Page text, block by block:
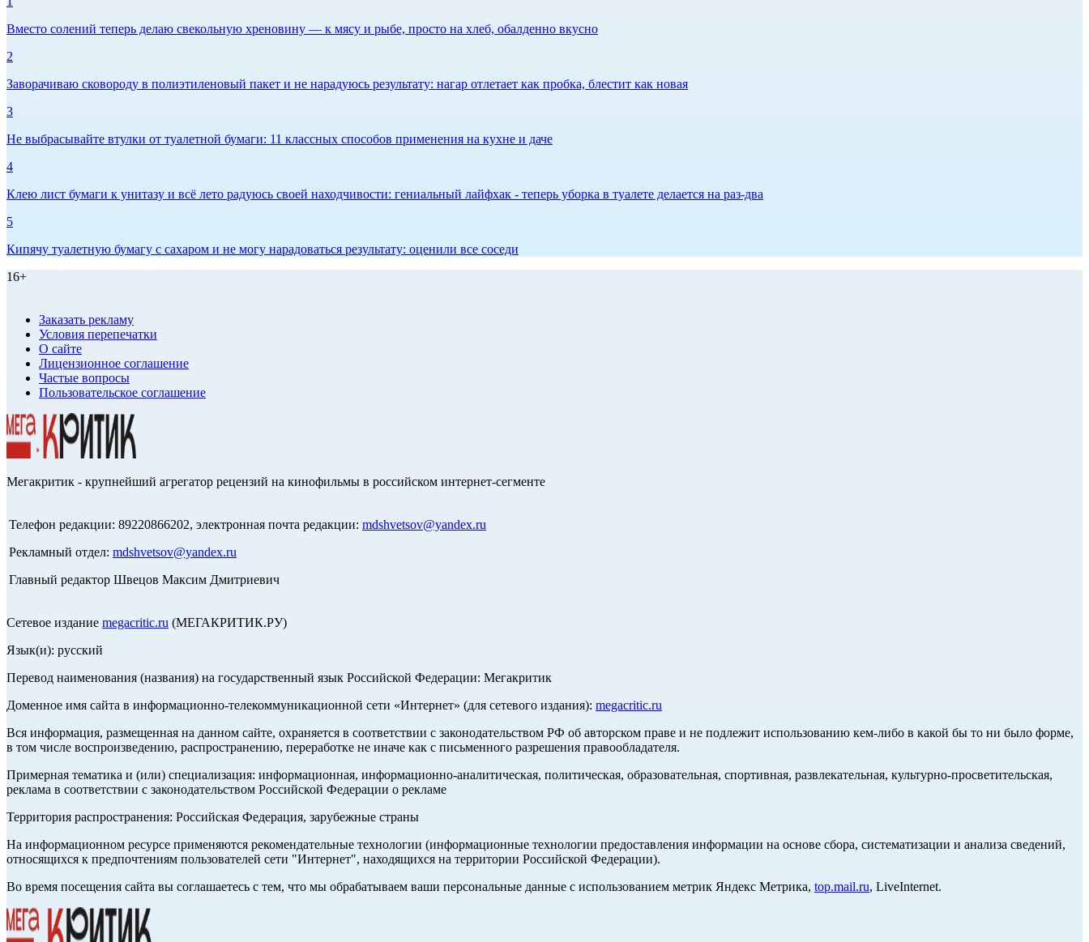
Вместо солений теперь делаю свекольную хреновину — к мясу и рыбе, просто на хлеб, обалденно вкусно
2
Заворачиваю сковороду в полиэтиленовый пакет и не нарадуюсь результату: нагар отлетает как пробка, блестит как новая
3
Не выбрасывайте втулки от туалетной бумаги: 11 классных способов применения на кухне и даче
4
Клею лист бумаги к унитазу и всё лето радуюсь своей находчивости: гениальный лайфхак - теперь уборка в туалете делается на раз-два
5
Кипячу туалетную бумагу с сахаром и не могу нарадоваться результату: оценили все соседи
16+
Заказать рекламу
Условия перепечатки
О сайте
Лицензионное соглашение
Частые вопросы
Пользовательское соглашение
Мегакритик - крупнейший агрегатор рецензий на кинофильмы в российском интернет-сегменте
Телефон редакции: 89220866202, электронная почта редакции: mdshvetsov@yandex.ru
Рекламный отдел: mdshvetsov@yandex.ru
Главный редактор Швецов Максим Дмитриевич
Сетевое издание megacritic.ru (МЕГАКРИТИК.РУ)
Язык(и): русский
Перевод наименования (названия) на государственный язык Российской Федерации: Мегакритик
Доменное имя сайта в информационно-телекоммуникационной сети «Интернет» (для сетевого издания): megacritic.ru
Вся информация, размещенная на данном сайте, охраняется в соответствии с законодательством РФ об авторском праве и не подлежит использованию кем-либо в какой бы то ни было форме,
в том числе воспроизведению, распространению, переработке не иначе как с письменного разрешения правообладателя.
Примерная тематика и (или) специализация: информационная, информационно-аналитическая, политическая, образовательная, спортивная, развлекательная, культурно-просветительская,
реклама в соответствии с законодательством Российской Федерации о рекламе
Территория распространения: Российская Федерация, зарубежные страны
На информационном ресурсе применяются рекомендательные технологии (информационные технологии предоставления информации на основе сбора, систематизации и анализа сведений,
относящихся к предпочтениям пользователей сети "Интернет", находящихся на территории Российской Федерации).
Во время посещения сайта вы соглашаетесь с тем, что мы обрабатываем ваши персональные данные с использованием метрик Яндекс Метрика, top.mail.ru, LiveInternet.